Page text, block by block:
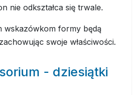
nie odkształca się trwale.
wskazówkom formy będą
swoje właściwości.
- dziesiątki